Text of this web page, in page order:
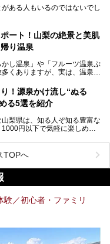
にサッパリ爽快。日帰り入浴
ファンがこの温泉を求めて
的ですが、ここは本物の極上
るクオリティです。
泉通が口を揃えて絶賛する神
ます！
ある人もいるのではないでし
験が日帰りでできる温浴施設
。
【PR】
のPRレポート記事です。
ート！山梨の絶景と美肌
り温泉
し温泉」や「フルーツ温泉ぷ
くありますが、実は、温泉マ
温泉」も、そのひとつ。温泉
活かしたグルメも堪能できま
！源泉かけ流し“ぬる
る5選を紹介
梨県は、知る人ぞ知る豊富な
円以下で気軽に楽しめ
じんわりと体の芯まで温ま
今回は、湯質も抜群で心ゆく
得な日帰り温泉を、実際体験
体温に近いぬるめ温泉のこ
TOPへ
験／初心者・ファミリ